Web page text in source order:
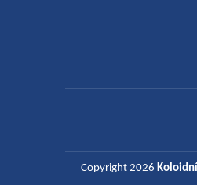
Copyright 2026